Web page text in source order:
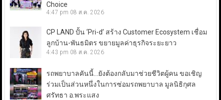
Choice
4:47 pm 08 ส.ค. 2026
CP LAND ปั้น ‘Pri-d’ สร้าง Customer Ecosystem เชื่อม
ลูกบ้าน-พันธมิตร ขยายมูลค่าธุรกิจระยะยาว
4:43 pm 08 ส.ค. 2026
รถพยาบาลคันนี้…ยังต้องกลับมาช่วยชีวิตผู้คน ขอเชิญ
ร่วมเป็นส่วนหนึ่งในการซ่อมรถพยาบาล มูลนิธิกุศล
ศรัทธา อ.พระแสง